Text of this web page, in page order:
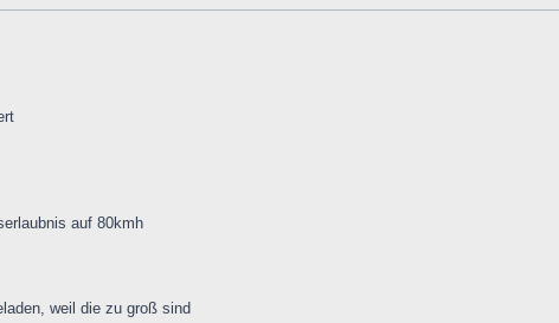
auf 80kmh
weil die zu groß sind